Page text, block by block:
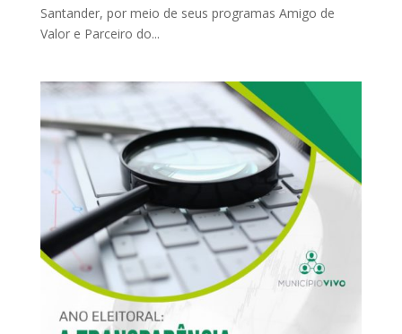
Santander, por meio de seus programas Amigo de
Valor e Parceiro do...